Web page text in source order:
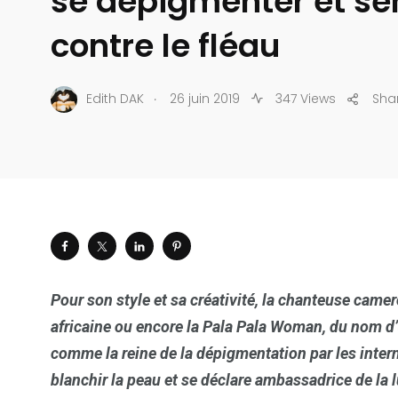
contre le fléau
Edith DAK . 26 juin 2019 347 Views
Pour son style et sa créativité, la chanteuse
africaine ou encore la Pala Pala Woman, du nom d
comme la reine de la dépigmentation par les
blanchir la peau et se déclare ambassadrice de la